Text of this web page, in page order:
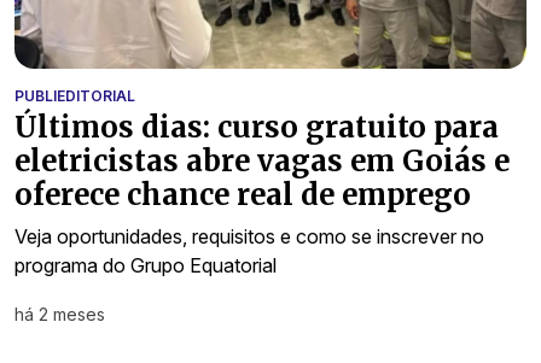
PUBLIEDITORIAL
Últimos dias: curso gratuito para
eletricistas abre vagas em Goiás e
oferece chance real de emprego
Veja oportunidades, requisitos e como se inscrever no
programa do Grupo Equatorial
há 2 meses